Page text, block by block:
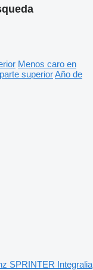
Menos caro en
superiorAño de
SPRINTER Integralia